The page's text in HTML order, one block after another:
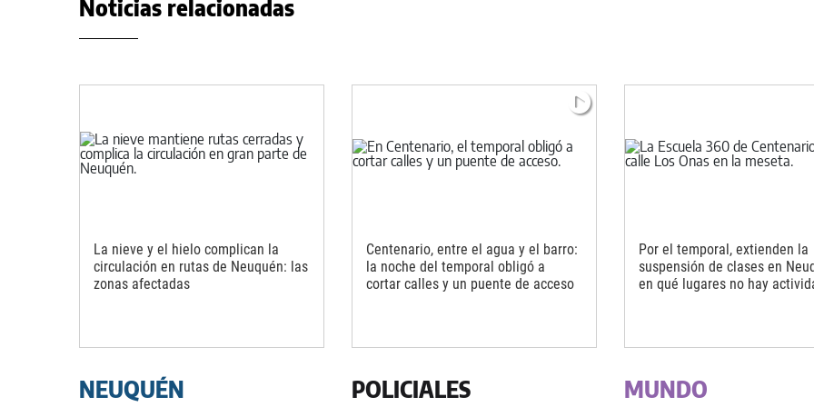
Noticias relacionadas
La nieve y el hielo complican la
circulación en rutas de Neuquén: las
zonas afectadas
Centenario, entre el agua y el barro:
la noche del temporal obligó a
cortar calles y un puente de acceso
Por el temporal, extienden la
suspensión de clases en
en qué lugares no hay
NEUQUÉN POLICIALES MUNDO